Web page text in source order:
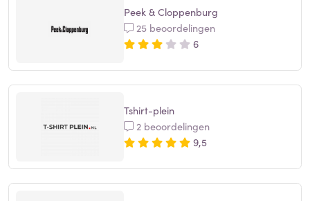
Peek & Cloppenburg
25 beoordelingen
6
Tshirt-plein
2 beoordelingen
9,5